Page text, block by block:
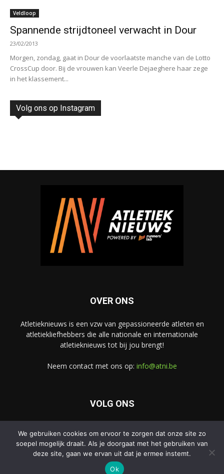
Veldloop
Spannende strijdtoneel verwacht in Dour
23/02/2013
Morgen, zondag, gaat in Dour de voorlaatste manche van de Lotto
CrossCup door. Bij de vrouwen kan Veerle Dejaeghere haar zege
in het klassement...
Volg ons op Instagram
OVER ONS
Atletieknieuws is een vzw van gepassioneerde atleten en
atletiekliefhebbers die alle nationale en internationale
atletieknieuws tot bij jou brengt!
Neem contact met ons op: info@atni.be
VOLG ONS
© Atletieknieuws - Alle rechten voorbehouden
We gebruiken cookies om ervoor te zorgen dat onze site zo
soepel mogelijk draait. Als je doorgaat met het gebruiken van
deze site, gaan we ervan uit dat je ermee instemt.
Ok